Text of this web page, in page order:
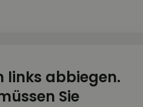
links abbiegen.
Sie